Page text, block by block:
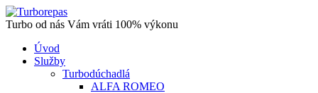
Turbo od nás Vám vráti 100% výkonu
Úvod
Služby
Turbodúchadlá
ALFA ROMEO